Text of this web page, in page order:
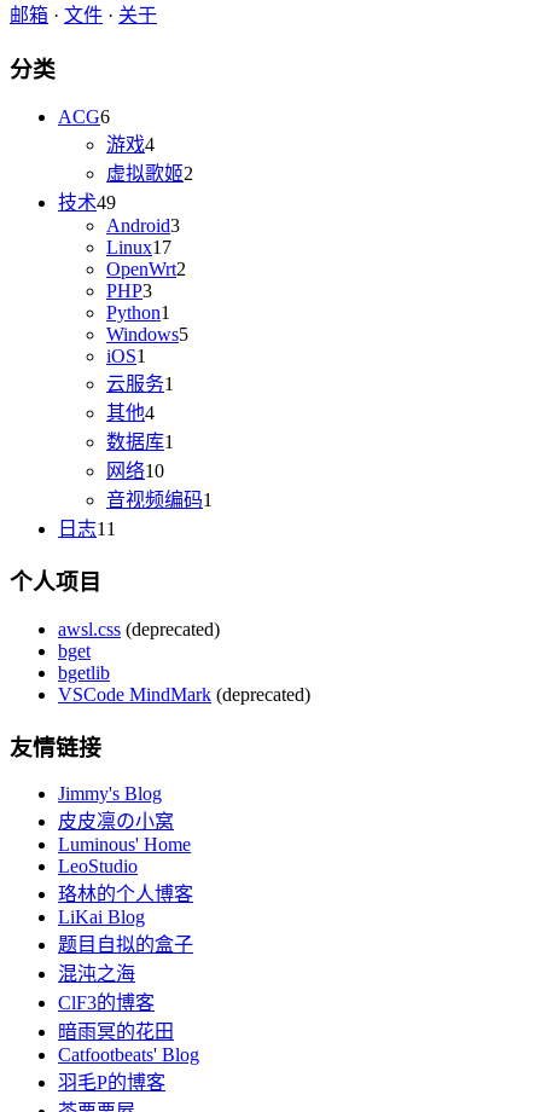
邮箱 · 文件 · 关于
分类
ACG6
游戏4
虚拟歌姬2
技术49
Android3
Linux17
OpenWrt2
PHP3
Python1
Windows5
iOS1
云服务1
其他4
数据库1
网络10
音视频编码1
日志11
个人项目
awsl.css (deprecated)
bget
bgetlib
VSCode MindMark (deprecated)
友情链接
Jimmy's Blog
皮皮凛の小窝
Luminous' Home
LeoStudio
珞林的个人博客
LiKai Blog
题目自拟的盒子
混沌之海
ClF3的博客
暗雨冥的花田
Catfootbeats' Blog
羽毛P的博客